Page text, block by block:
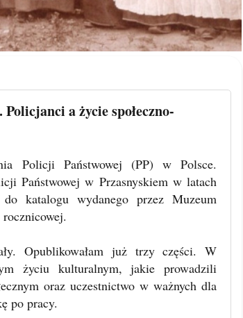
a życie społeczno-
Policji Państwowej (PP) w Polsce.
Państwowej w Przasnyskiem w latach
katalogu wydanego przez Muzeum
Opublikowałam już trzy części. W
życiu kulturalnym, jakie prowadzili
oraz uczestnictwo w ważnych dla
po pracy.